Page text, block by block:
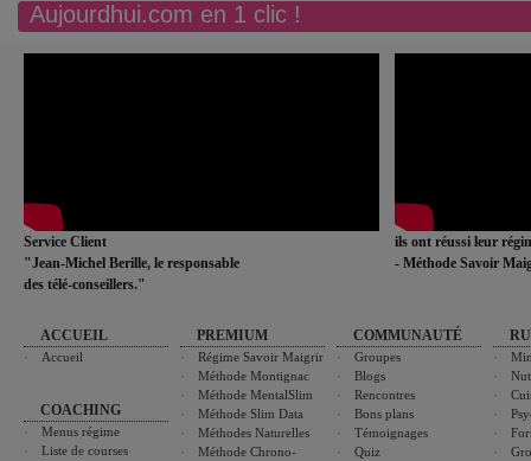
Aujourdhui.com en 1 clic !
Service Client
"Jean-Michel Berille, le responsable
des télé-conseillers."
ils ont réussi leur
- Méthode Savoir
ACCUEIL
Accueil
COACHING
Menus régime
Liste de courses
PREMIUM
Régime Savoir Maigrir
Méthode Montignac
Méthode MentalSlim
Méthode Slim Data
Méthodes Naturelles
Méthode Chrono-
COMMUNAUTÉ
Groupes
Blogs
Rencontres
Bons plans
Témoignages
Quiz